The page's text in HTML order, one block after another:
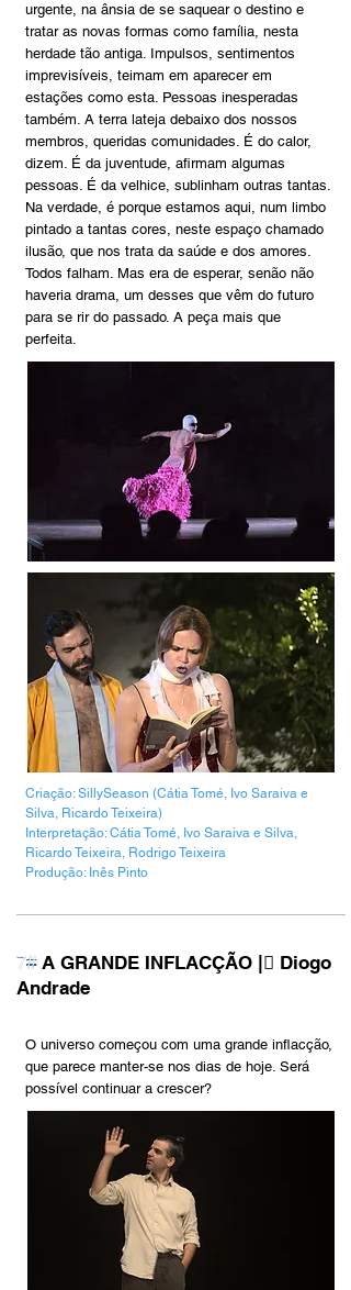
urgente, na ânsia de se saquear o destino e
tratar as novas formas como família, nesta
herdade tão antiga. Impulsos, sentimentos
imprevisíveis, teimam em aparecer em
estações como esta. Pessoas inesperadas
também. A terra lateja debaixo dos nossos
membros, queridas comunidades. É do calor,
dizem. É da juventude, afirmam algumas
pessoas. É da velhice, sublinham outras tantas.
Na verdade, é porque estamos aqui, num limbo
pintado a tantas cores, neste espaço chamado
ilusão, que nos trata da saúde e dos amores.
Todos falham. Mas era de esperar, senão não
haveria drama, um desses que vêm do futuro
para se rir do passado. A peça mais que
perfeita.
Criação: SillySeason (Cátia Tomé, Ivo Saraiva e
Silva, Ricardo Teixeira)
Interpretação: Cátia Tomé, Ivo Saraiva e Silva,
Ricardo Teixeira, Rodrigo Teixeira
Produção: Inês Pinto
7#A GRANDE INFLACÇÃO |︎︎︎ Diogo
Andrade
O universo começou com uma grande inflacção,
que parece manter-se nos dias de hoje. Será
possível continuar a crescer?